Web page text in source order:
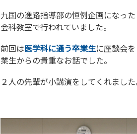
九国の進路指導部の恒例企画になっ
会科教室で行われていました。
前回は医学科に通う卒業生に座談会
業生からの貴重なお話でした。
２人の先輩が小講演をしてくれました